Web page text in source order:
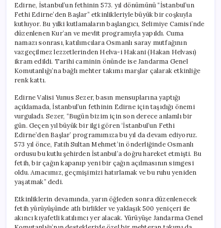
Tarihin
Dönüm
Noktası
için
Edirne, İstanbul’un fethinin 573. yıl dönümünü “İstanbul’un
Fethi Edirne’den Başlar” etkinlikleriyle büyük bir coşkuyla
kutluyor. Bu yılki kutlamaların başlangıcı, Selimiye Camisi’nde
düzenlenen Kur’an ve mevlit programıyla yapıldı. Cuma
namazı sonrası, katılımcılara Osmanlı saray mutfağının
vazgeçilmez lezzetlerinden Helva-i Hakani (Hakan Helvası)
ikram edildi. Tarihi caminin önünde ise Jandarma Genel
Komutanlığı’na bağlı mehter takımı marşlar çalarak etkinliğe
renk kattı.
Edirne Valisi Yunus Sezer, basın mensuplarına yaptığı
açıklamada, İstanbul’un fethinin Edirne için taşıdığı önemi
vurguladı. Sezer, “Bugün bizim için son derece anlamlı bir
gün. Geçen yıl büyük bir ilgi gören ‘İstanbul’un Fethi
Edirne’den Başlar’ programımıza bu yıl da devam ediyoruz.
573 yıl önce, Fatih Sultan Mehmet’in önderliğinde Osmanlı
ordusu bu kutlu şehirden İstanbul’a doğru hareket etmişti. Bu
fetih, bir çağın kapanıp yeni bir çağın açılmasının simgesi
oldu. Amacımız, geçmişimizi hatırlamak ve bu ruhu yeniden
yaşatmak” dedi.
Etkinliklerin devamında, yarın öğleden sonra düzenlenecek
fetih yürüyüşünde atlı birlikler ve yaklaşık 500 yeniçeri ile
akıncı kıyafetli katılımcı yer alacak. Yürüyüşe Jandarma Genel